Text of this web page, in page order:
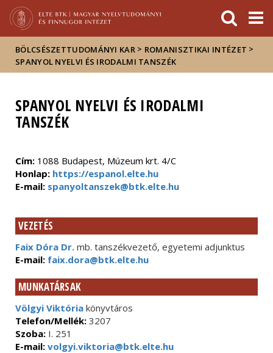
Hírek
Események
ELTE a
sajtóban
BÖLCSÉSZETTUDOMÁNYI KAR > ROMANISZTIKAI INTÉZET >
SPANYOL NYELVI ÉS IRODALMI TANSZÉK
SPANYOL NYELVI ÉS IRODALMI
TANSZÉK
Cím: 1088 Budapest, Múzeum krt. 4/C
Honlap: https://espanol.elte.hu
E-mail: spanyoltanszek@btk.elte.hu
VEZETÉS
Faix Dóra Dr. mb. tanszékvezető, egyetemi adjunktus
E-mail: faix.dora@btk.elte.hu
MUNKATÁRSAK
Völgyi Viktória könyvtáros
Telefon/Mellék: 3207
Szoba: I. 251
E-mail: volgyi.viktoria@btk.elte.hu